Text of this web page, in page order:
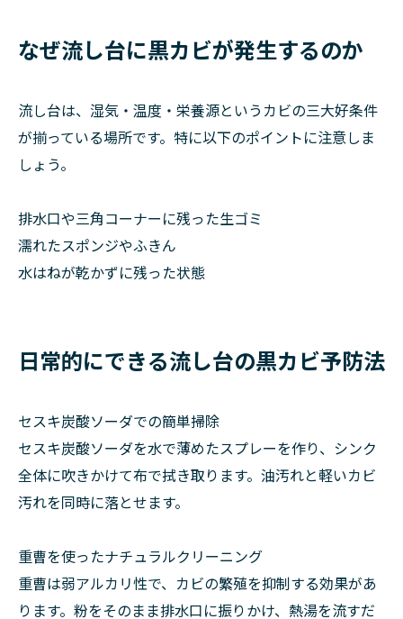
なぜ流し台に黒カビが発生するのか
流し台は、湿気・温度・栄養源というカビの三大好条件
が揃っている場所です。特に以下のポイントに注意しま
しょう。
排水口や三角コーナーに残った生ゴミ
濡れたスポンジやふきん
水はねが乾かずに残った状態
日常的にできる流し台の黒カビ予防法
セスキ炭酸ソーダでの簡単掃除
セスキ炭酸ソーダを水で薄めたスプレーを作り、シンク
全体に吹きかけて布で拭き取ります。油汚れと軽いカビ
汚れを同時に落とせます。
重曹を使ったナチュラルクリーニング
重曹は弱アルカリ性で、カビの繁殖を抑制する効果があ
ります。粉をそのまま排水口に振りかけ、熱湯を流すだ